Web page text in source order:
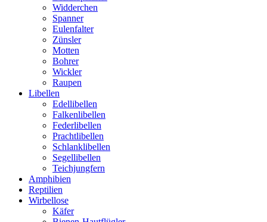
Widderchen
Spanner
Eulenfalter
Zünsler
Motten
Bohrer
Wickler
Raupen
Libellen
Edellibellen
Falkenlibellen
Federlibellen
Prachtlibellen
Schlanklibellen
Segellibellen
Teichjungfern
Amphibien
Reptilien
Wirbellose
Käfer